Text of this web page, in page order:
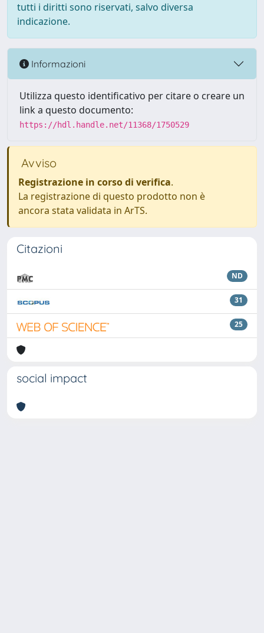
tutti i diritti sono riservati, salvo diversa
indicazione.
Informazioni
Utilizza questo identificativo per citare o creare un
link a questo documento:
https://hdl.handle.net/11368/1750529
Avviso
Registrazione in corso di verifica.
La registrazione di questo prodotto non è
ancora stata validata in ArTS.
Citazioni
ND
31
25
social impact